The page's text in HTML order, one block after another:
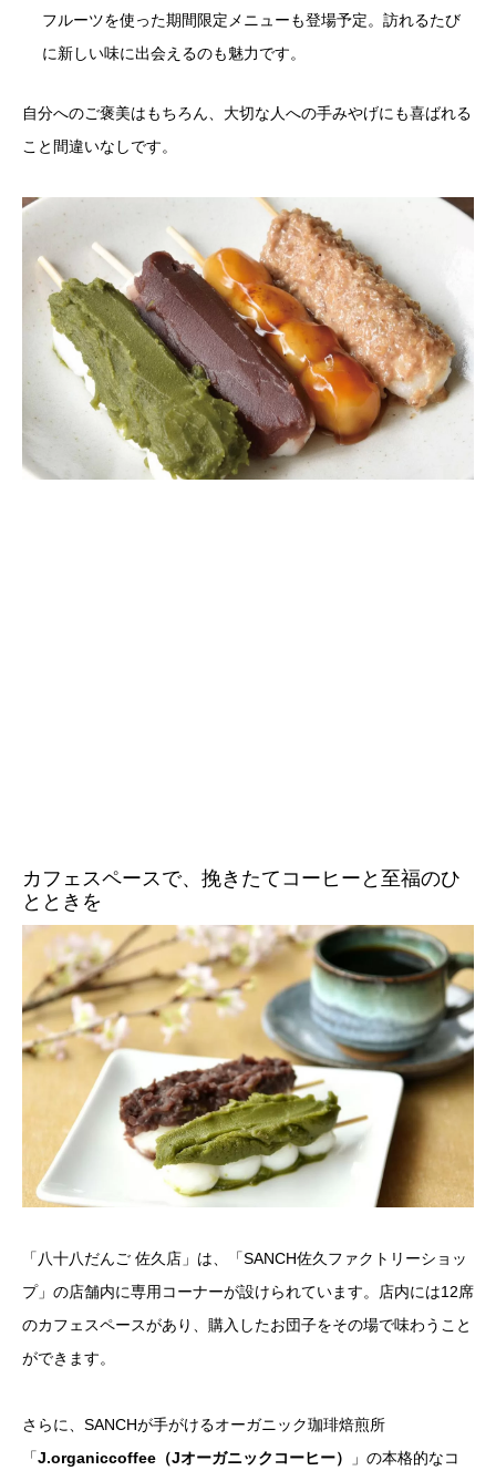
フルーツを使った期間限定メニューも登場予定。訪れるたび
に新しい味に出会えるのも魅力です。
自分へのご褒美はもちろん、大切な人への手みやげにも喜ばれる
こと間違いなしです。
カフェスペースで、挽きたてコーヒーと至福のひ
とときを
「八十八だんご 佐久店」は、「SANCH佐久ファクトリーショッ
プ」の店舗内に専用コーナーが設けられています。店内には12席
のカフェスペースがあり、購入したお団子をその場で味わうこと
ができます。
さらに、SANCHが手がけるオーガニック珈琲焙煎所
「J.organiccoffee（Jオーガニックコーヒー）
」の本格的なコ